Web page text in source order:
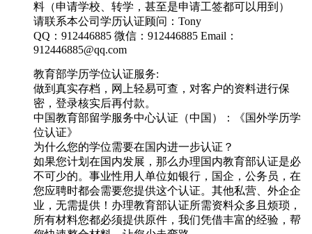
料（申请学校、转学，甚至是申请工签都可以用到）
请联系本公司学历认证顾问：Tony
QQ：912446885 微信：912446885 Email：
912446885@qq.com
教育部学历学位认证服务:
做到真实存档，网上轻易可查，对客户的资料进行保
密，登录核实后再付款。
中国教育部留学服务中心认证（中国）：《国外学历学
位认证》
为什么您的学位需要在国内进一步认证？
如果您计划在国内发展，那么办理国内教育部认证是必
不可少的。事业性用人单位如银行，国企，公务员，在
您应聘时都会需要您提供这个认证。其他私营、外企企
业，无需提供！办理教育部认证所需资料众多且烦琐，
所有材料您都必须提供原件，我们凭借丰富的经验，帮